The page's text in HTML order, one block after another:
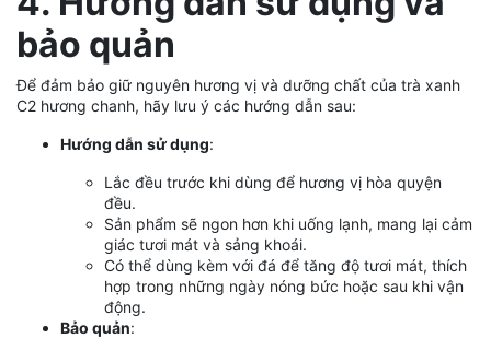
bảo quản
Để đảm bảo giữ nguyên hương vị và dưỡng chất của trà xanh
C2 hương chanh, hãy lưu ý các hướng dẫn sau:
Hướng dẫn sử dụng:
Lắc đều trước khi dùng để hương vị hòa quyện
đều.
Sản phẩm sẽ ngon hơn khi uống lạnh, mang lại cảm
giác tươi mát và sảng khoái.
Có thể dùng kèm với đá để tăng độ tươi mát, thích
hợp trong những ngày nóng bức hoặc sau khi vận
động.
Bảo quản: